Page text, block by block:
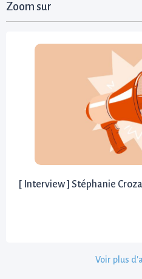
Zoom sur
[ Interview ] Stéphanie
Voir plus